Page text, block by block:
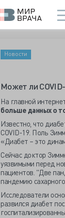
Новости
Может ли
На главной
больше данных о
Известно, что
COVID-19. Поль
«Диабет – это
Сейчас доктор
уязвимыми перед
пациентов. "Две
пандемию
Исследователи
развился диабет